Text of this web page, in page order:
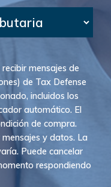
mensajes de
de Tax Defense
incluidos los
automático. El
de compra.
y datos. La
Puede cancelar
respondiendo